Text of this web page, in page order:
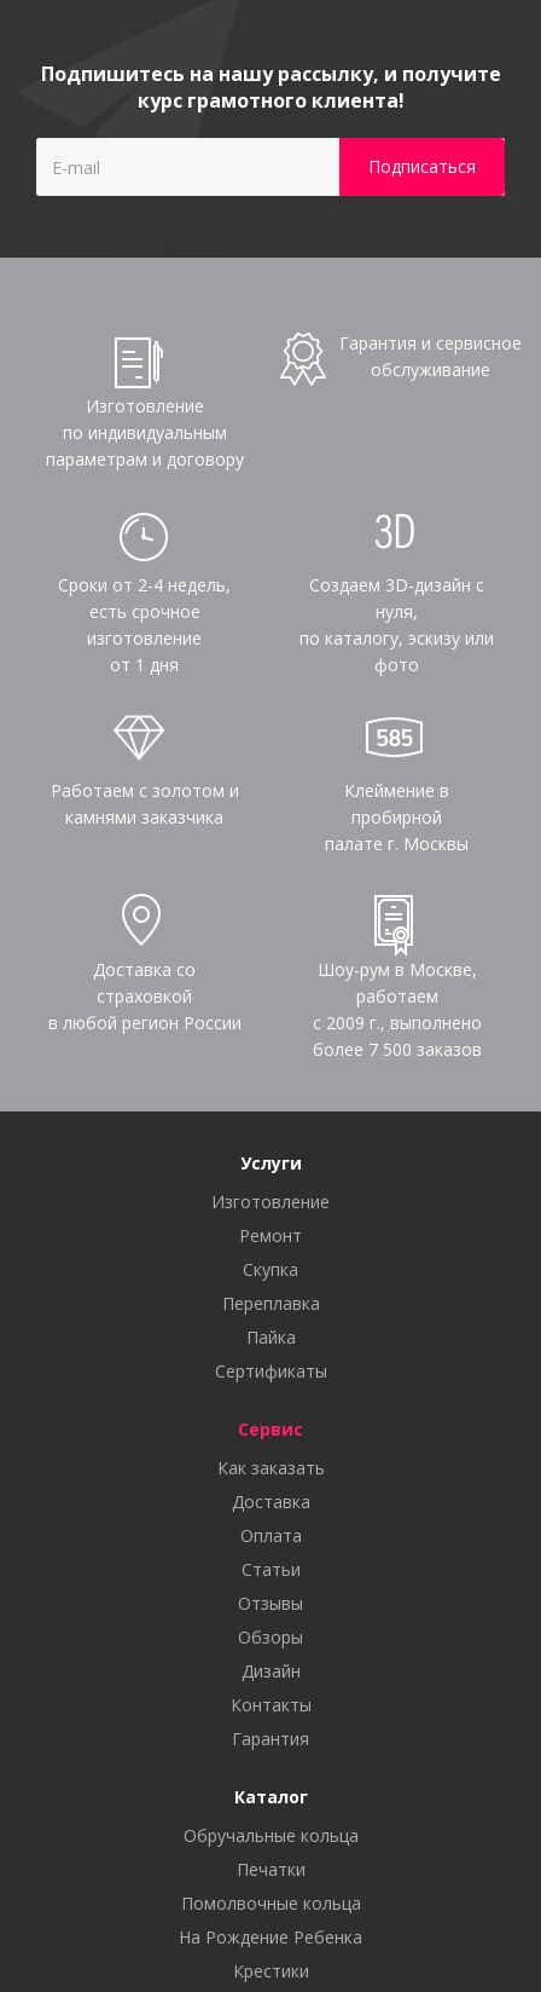
Подпишитесь на нашу рассылку, и получите
курс грамотного клиента!
Изготовление
по индивидуальным
параметрам и договору
Гарантия и сервисное
обслуживание
Сроки от 2-4 недель,
есть срочное
изготовление
от 1 дня
Создаем 3D-дизайн с
нуля,
по каталогу, эскизу или
фото
Работаем с золотом и
камнями заказчика
Клеймение в
пробирной
палате г. Москвы
Доставка со
страховкой
в любой регион России
Шоу-рум в Москве,
работаем
с 2009 г., выполнено
более 7 500 заказов
Услуги
Изготовление
Ремонт
Скупка
Переплавка
Пайка
Сертификаты
Сервис
Как заказать
Доставка
Оплата
Статьи
Отзывы
Обзоры
Дизайн
Контакты
Гарантия
Каталог
Обручальные кольца
Печатки
Помолвочные кольца
На Рождение Ребенка
Крестики